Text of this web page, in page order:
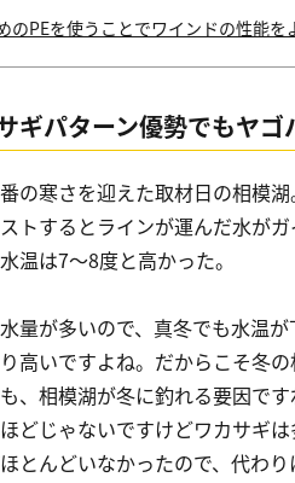
のPEを使うことでワインドの性能を
ギパターン優勢でもヤ
の寒さを迎えた取材日の相模
トするとラインが運んだ水が
温は7〜8度と高かった。
水量が多いので、真冬でも水温
高いですよね。だからこそ冬
、相模湖が冬に釣れる要因で
どじゃないですけどワカサギ
とんどいなかったので、代わ